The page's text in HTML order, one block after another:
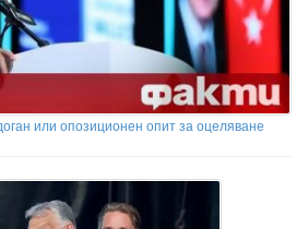
или опозиционен опит за оцеляване